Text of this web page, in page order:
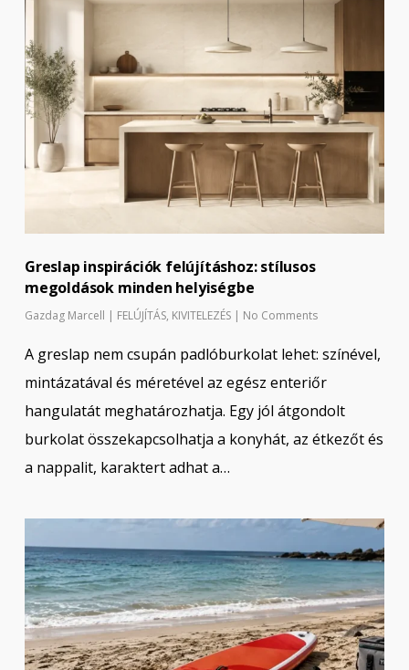
Greslap inspirációk felújításhoz: stílusos
megoldások minden helyiségbe
Gazdag Marcell | FELÚJÍTÁS, KIVITELEZÉS | No Comments
A greslap nem csupán padlóburkolat lehet: színével,
mintázatával és méretével az egész enteriőr
hangulatát meghatározhatja. Egy jól átgondolt
burkolat összekapcsolhatja a konyhát, az étkezőt és
a nappalit, karaktert adhat a…